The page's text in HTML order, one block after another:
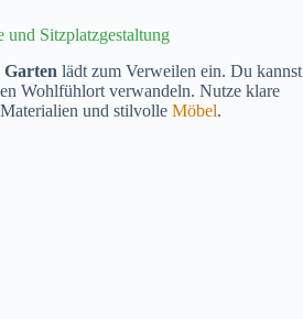
und Sitzplatzgestaltung
Garten lädt zum Verweilen ein. Du kannst
Wohlfühlort verwandeln. Nutze klare
und stilvolle Möbel.